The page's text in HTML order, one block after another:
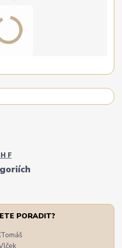
F
PORADIT?